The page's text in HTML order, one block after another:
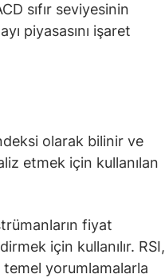
sıfır seviyesinin
piyasasını işaret
olarak bilinir ve
etmek için kullanılan
fiyat
için kullanılır. RSI,
temel yorumlamalarla